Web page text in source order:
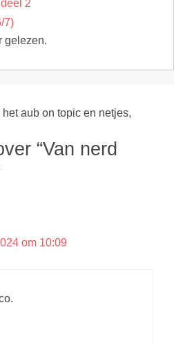
2
7)
gelezen.
aub on topic en netjes,
“Van nerd
om 10:09